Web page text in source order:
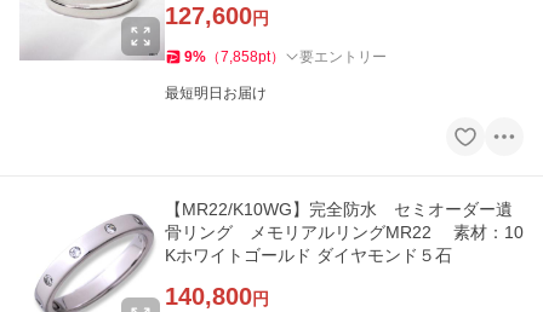
127,600円
9% （7,858pt） 要エントリー
最短明日お届け
【MR22/K10WG】完全防水 セミオーダー遺
骨リング メモリアルリングMR22 素材：10
Kホワイトゴールド ダイヤモンド５石
140,800円